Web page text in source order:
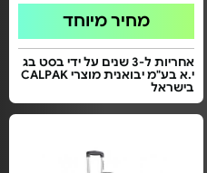
מחיר מיוחד
אחריות ל-3 שנים על ידי בסט בג
י.א בע"מ יבואנית מוצרי CALPAK
בישראל